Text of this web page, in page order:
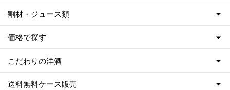
割材・ジュース類
価格で探す
こだわりの洋酒
送料無料ケース販売